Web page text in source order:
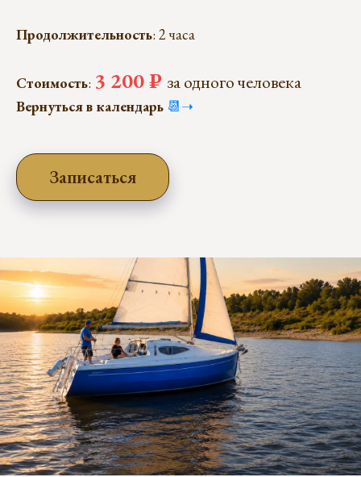
Продолжительность: 2 часа
Стоимость: 3 200 ₽ за одного человека
Вернуться в календарь 📆➝
Записаться